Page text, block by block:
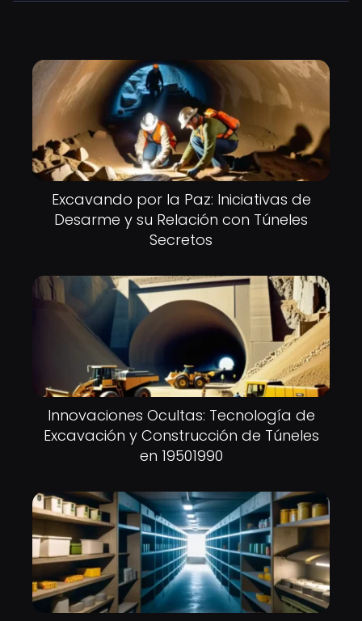
Excavando por la Paz: Iniciativas de
Desarme y su Relación con Túneles
Secretos
Innovaciones Ocultas: Tecnología de
Excavación y Construcción de Túneles
en 19501990